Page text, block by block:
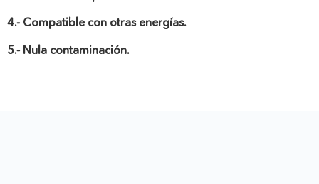
4.- Compatible con otras energías.
5.- Nula contaminación.